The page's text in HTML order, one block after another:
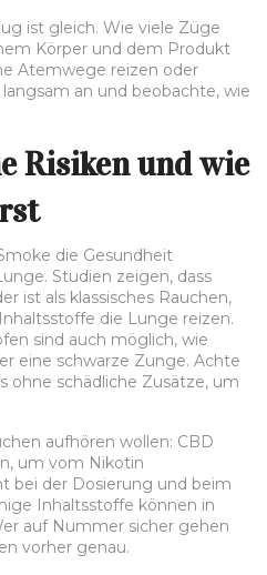
ist gleich. Wie viele Züge
Körper und dem Produkt
Atemwege reizen oder
an und beobachte, wie
Risiken und wie
die Gesundheit
Studien zeigen, dass
ist als klassisches Rauchen,
die Lunge reizen.
sind auch möglich, wie
eine schwarze Zunge. Achte
ohne schädliche Zusätze, um
aufhören wollen: CBD
um vom Nikotin
bei der Dosierung und beim
Inhaltsstoffe können in
auf Nummer sicher gehen
vorher genau.